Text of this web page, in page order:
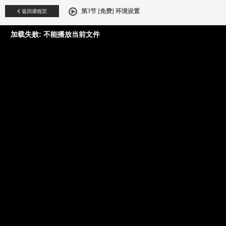
返回课程页 第3节 [免费] 环境设置
加载失败: 不能播放当前文件